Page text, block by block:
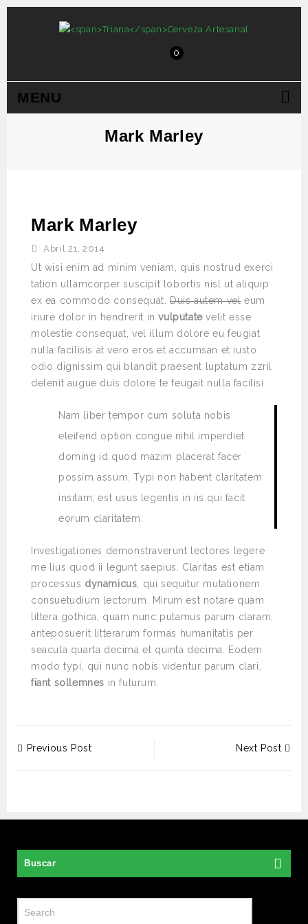
0
MENU
Mark Marley
Mark Marley
Abril 21, 2014
Ut wisi enim ad minim veniam, quis nostrud exerci
tation ullamcorper suscipit lobortis nisl ut aliquip
ex ea commodo consequat.Duis autem veleum
iriure dolor in hendrerit invulputatevelit esse
molestie consequat, vel illum dolore eu feugiat
nulla facilisis at vero eros et accumsan et iusto
odio dignissim qui blandit praesent luptatum zzril
delenit augue duis dolore te feugait nulla facilisi.
Nam liber tempor cum soluta nobis
eleifend option congue nihil imperdiet
doming id quod mazim placerat facer
possim assum. Typi non habent claritatem
insitam; est usus legentis in iis qui facit
eorum claritatem.
Investigationes demonstraverunt lectores legere
me lius quod ii legunt saepius. Claritas est etiam
processus dynamicus , qui sequitur mutationem
consuetudium lectorum. Mirum est notare quam
littera gothica, quam nunc putamus parum claram,
anteposuerit litterarum formas humanitatis per
seacula quarta decima et quinta decima. Eodem
modo typi, qui nunc nobis videntur parum clari,
fiant sollemnes in futurum.
Previous Post Next Post
Buscar